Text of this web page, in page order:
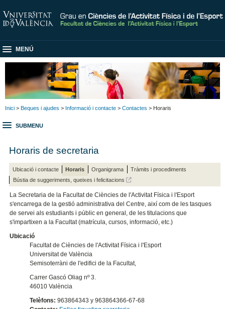
MENÚ
Inici > Beques i ajudes > Informació i contacte > Contactes > Horaris
SUBMENU
Horaris de secretaria
Ubicació i contacte Horaris Organigrama
Tràmits i procediments
Bústia de suggeriments, queixes i felicitacions
La Secretaria de la Facultat de Ciències de l'Activitat Física i l'Esport
s'encarrega de la gestió administrativa del Centre, així com de les tasques
de servei als estudiants i públic en general, de les titulacions que
s'impartixen a la Facultat (matrícula, cursos, informació, etc.)
Ubicació
Facultat de Ciències de l'Activitat Física i l'Esport
Universitat de València
Semisoterràni de l'edifici de la Facultat,
Carrer Gascó Oliag nº 3.
46010 València
Telèfons:963864343 y 963864366-67-68